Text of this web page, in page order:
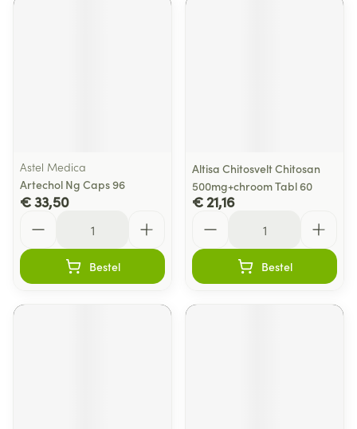
Astel Medica
Artechol Ng Caps 96
€ 33,50
Bestel
Altisa Chitosvelt Chitosan
500mg+chroom Tabl 60
€ 21,16
Bestel